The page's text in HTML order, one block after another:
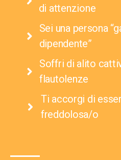
di attenzione
Sei una persona
dipendente”
Soffri di alito
flautolenze​
Ti accorgi di
freddolosa/o​